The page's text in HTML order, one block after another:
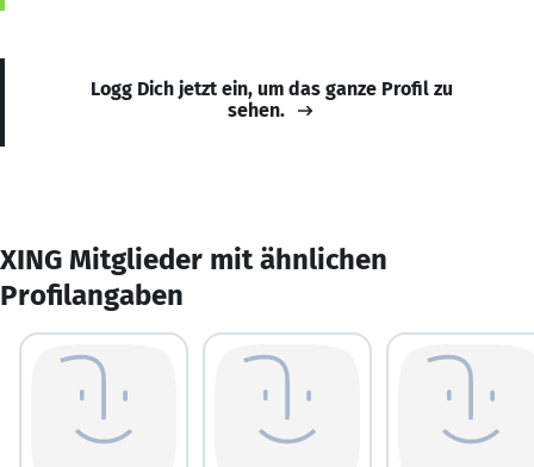
Logg Dich jetzt ein, um das ganze Profil zu
sehen.
XING Mitglieder mit ähnlichen
Profilangaben